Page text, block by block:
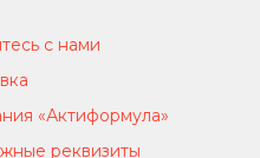
с нами
«Актиформула»
реквизиты